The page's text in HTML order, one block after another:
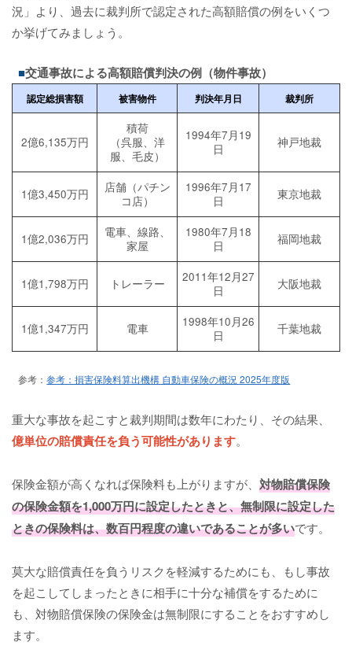
況」より、過去に裁判所で認定された高額賠償の例をいくつ
か挙げてみましょう。
交通事故による高額賠償判決の例（物件事故）
認定総損害額 被害物件 判決年月日 裁判所
2億6,135万円
積荷
（呉服、洋
服、毛皮）
1994年7月19
日
神戸地裁
1億3,450万円
店舗（パチン
コ店）
1996年7月17
日
東京地裁
1億2,036万円
電車、線路、
家屋
1980年7月18
日
福岡地裁
1億1,798万円 トレーラー
2011年12月27
日
大阪地裁
1億1,347万円 電車
1998年10月26
日
千葉地裁
参考：参考：損害保険料算出機構 自動車保険の概況 2025年度版
重大な事故を起こすと裁判期間は数年にわたり、その結果、
億単位の賠償責任を負う可能性があります。
保険金額が高くなれば保険料も上がりますが、 対物賠償保険
の保険金額を1,000万円に設定したときと、無制限に設定した
ときの保険料は、数百円程度の違いであることが多いです。
莫大な賠償責任を負うリスクを軽減するためにも、もし事故
を起こしてしまったときに相手に十分な補償をするために
も、対物賠償保険の保険金は無制限にすることをおすすめし
ます。